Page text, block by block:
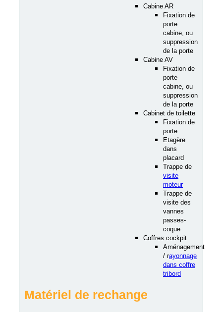
Cabine AR
Fixation de
porte
cabine, ou
suppression
de la porte
Cabine AV
Fixation de
porte
cabine, ou
suppression
de la porte
Cabinet de toilette
Fixation de
porte
Etagère
dans
placard
Trappe de
visite
moteur
Trappe de
visite des
vannes
passes-
coque
Coffres cockpit
Aménagement
/ rayonnage
dans coffre
tribord
Matériel de rechange